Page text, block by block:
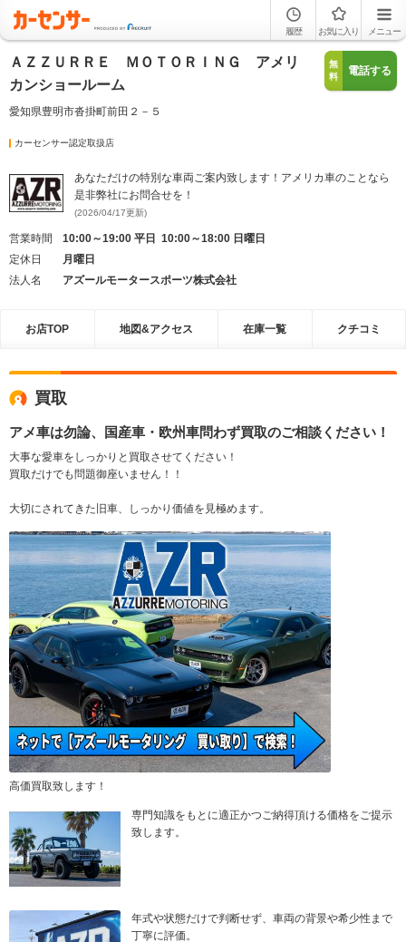
履歴 お気に入り メニュー
ＡＺＺＵＲＲＥ ＭＯＴＯＲＩＮＧ アメリ
カンショールーム
愛知県豊明市沓掛町前田２－５
無
料
電話する
カーセンサー認定取扱店
あなただけの特別な車両ご案内致します！アメリカ車のことなら
是非弊社にお問合せを！
(2026/04/17更新)
営業時間
10:00～19:00 平日 10:00～18:00 日曜日
定休日
月曜日
法人名
アズールモータースポーツ株式会社
お店TOP 地図&アクセス 在庫一覧 クチコミ
買取
アメ車は勿論、国産車・欧州車問わず買取のご相談ください！
大事な愛車をしっかりと買取させてください！
買取だけでも問題御座いません！！
大切にされてきた旧車、しっかり価値を見極めます。
高価買取致します！
専門知識をもとに適正かつご納得頂ける価格をご提示
致します。
年式や状態だけで判断せず、車両の背景や希少性まで
丁寧に評価。